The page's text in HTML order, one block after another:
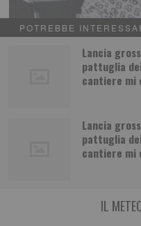
POTREBBE
Lancia
pattuglia
cantiere mi
Lancia
pattuglia
cantiere mi
Addio a Giuliana Gardini,
Ci ha lasciati Giuliana Gardini,
mondo del giornalismo torinese,
IL